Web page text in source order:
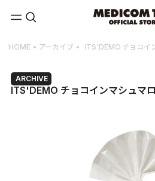
content
HOME アーカイブ ITS'DEMO チョコイ
ARCHIVE
ITS'DEMO チョコインマシュマロ